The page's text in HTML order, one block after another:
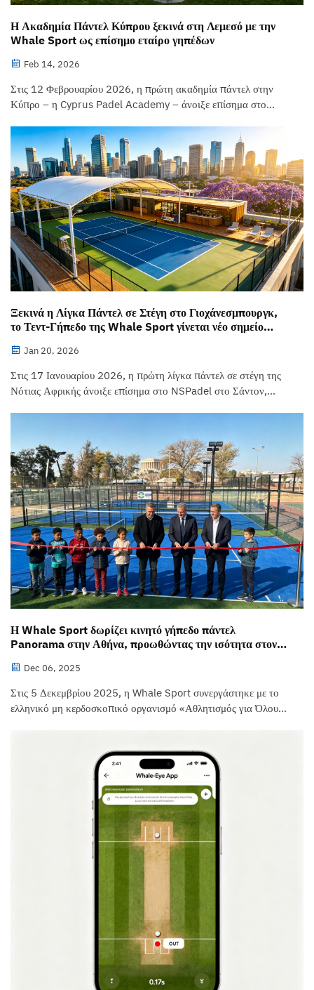
Η Ακαδημία Πάντελ Κύπρου ξεκινά στη Λεμεσό με την
Whale Sport ως επίσημο εταίρο γηπέδων
Feb 14, 2026
Στις 12 Φεβρουαρίου 2026, η πρώτη ακαδημία πάντελ στην
Κύπρο – η Cyprus Padel Academy – άνοιξε επίσημα στο
εταίρος γηπέδων, παρείχε δύο γήπεδα πάντελ Panorama και
δώρισε 50 ρακέτες για νέους...
Ξεκινά η Λίγκα Πάντελ σε Στέγη στο Γιοχάνεσμπουργκ,
το Τεντ-Γήπεδο της Whale Sport γίνεται νέο σημείο
Jan 20, 2026
Στις 17 Ιανουαρίου 2026, η πρώτη λίγκα πάντελ σε στέγη της
Νότιας Αφρικής άνοιξε επίσημα στο NSPadel στο Σάντον,
σκίασης με την οροφή αποτρέπει αποτελεσματικά την...
Η Whale Sport δωρίζει κινητό γήπεδο πάντελ
Panorama στην Αθήνα, προωθώντας την ισότητα στον
Dec 06, 2025
Στις 5 Δεκεμβρίου 2025, η Whale Sport συνεργάστηκε με το
ελληνικό μη κερδοσκοπικό οργανισμό «Αθλητισμός για Όλους»
περιοχής αναπλάσεως του πρώην αεροδρομίου Ελληνικού στην